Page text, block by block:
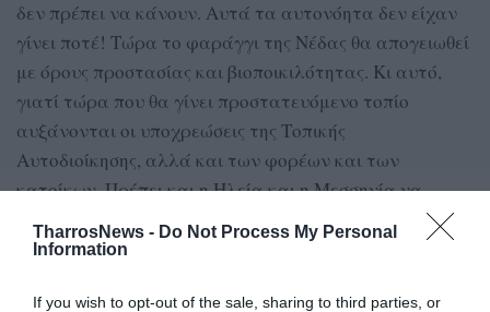
TharrosNews - Do Not Process My Personal
Information
If you wish to opt-out of the sale, sharing to third parties, or
δεν πρέπει να κάνουν. Αυτά τα αυτονόητα δεν είχαν
γίνει ποτέ! Τώρα το φαράγγι της Νέδας θα απογειωθεί
με όρους προστασίας και βιοποικιλότητας. Κι αυτό,
γιατί τώρα που θα γίνει προστατευόμενο τοπίο
αυξάνονται οι υποχρεώσεις της Τοπικής
Αυτοδιοίκησης, αλλά και των φορέων και των
κατοίκων. Πρέπει και η Ηλεία και η Μεσσηνία να
αντιληφθούν ότι έχουν ένα υπέροχο μνημείο της φύσης
και οφείλουν να είναι πιο υπεύθυνοι», τόνισε στην